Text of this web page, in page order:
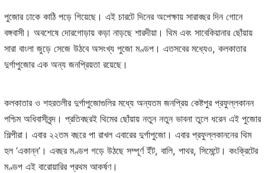
পুজোর ঢাকে কাঠি পড়ে গিয়েছে। এই চারটে দিনের অপেক্ষায় সারাবছর দিন গোনে
বঙ্গবাসী। অবশেষে দোরগোড়ায় কড়া নাড়ছে শারদীয়া। থিম এবং সাবেকিয়ানার ছোঁয়ায়
সারা বাংলা জুড়ে সেজে উঠবে অসংখ্য পুজো মণ্ডপ। এতসবের মধ্যেও, কলকাতার
দুর্গাপুজোর এক অন্য জনপ্রিয়তা রয়েছে।
কলকাতার ও শহরতলীর দুর্গাপুজোগুলির মধ্যে অন্যতম জনপ্রিয় কেষ্টপুর প্রফুল্লকানন
পশ্চিম অধিবাসীবৃন্দ। প্রতিবছরই থিমের ছোঁয়ায় নতুন নতুন ভাবনা তুলে ধরেন এই পুজোর
শিল্পীরা। এবার ২২তম বছরে পা রাখল এবারের দুর্গাপুজো। এবার প্রফুল্লকাননের থিম
হল ‘একান্ন’। এবছর মণ্ডপ গড়ে উঠছে সম্পূর্ণ ইঁট, বালি, পাথর, সিমেন্টে। কংক্রিটের
মণ্ডপ এই বারোয়ারির প্রথম আকর্ষণ।